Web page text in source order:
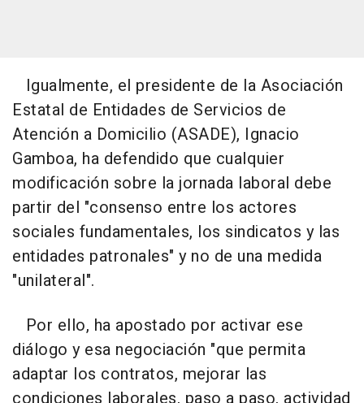
Igualmente, el presidente de la Asociación
Estatal de Entidades de Servicios de
Atención a Domicilio (ASADE), Ignacio
Gamboa, ha defendido que cualquier
modificación sobre la jornada laboral debe
partir del "consenso entre los actores
sociales fundamentales, los sindicatos y las
entidades patronales" y no de una medida
"unilateral".
Por ello, ha apostado por activar ese
diálogo y esa negociación "que permita
adaptar los contratos, mejorar las